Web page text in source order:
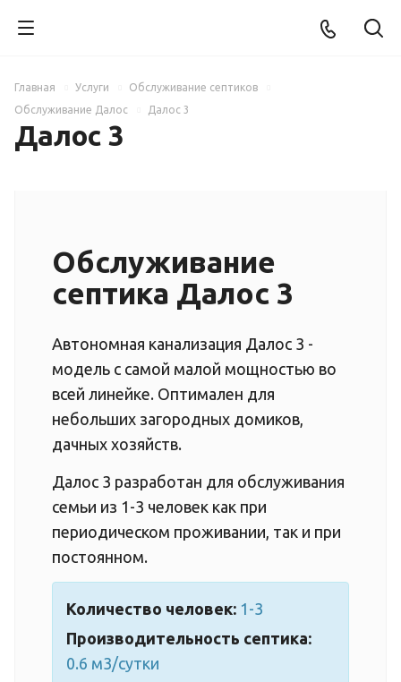
Главная Услуги
Обслуживание септиков
Обслуживание Далос
Далос 3
Далос 3
Обслуживание
септика Далос 3
Автономная канализация Далос 3 -
модель с самой малой мощностью во
всей линейке. Оптимален для
небольших загородных домиков,
дачных хозяйств.
Далос 3 разработан для обслуживания
семьи из 1-3 человек как при
периодическом проживании, так и при
постоянном.
Количество человек: 1-3
Производительность септика:
0.6 м3/сутки